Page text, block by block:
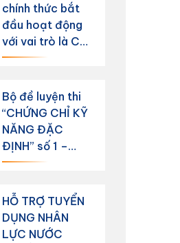
chính thức bắt
đầu hoạt động
với vai trò là Cơ
quan hỗ trợ
Bộ đề luyện thi
“CHỨNG CHỈ KỸ
NĂNG ĐẶC
ĐỊNH” số 1 –
ngành sản xuất
đồ uống
HỖ TRỢ TUYỂN
DỤNG NHÂN
LỰC NƯỚC